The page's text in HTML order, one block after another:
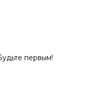
первым!